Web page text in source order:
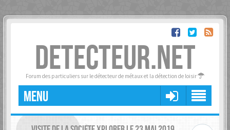
DETECTEUR.NET
Forum des particuliers sur le détecteur de métaux et la détection de loisir
MENU